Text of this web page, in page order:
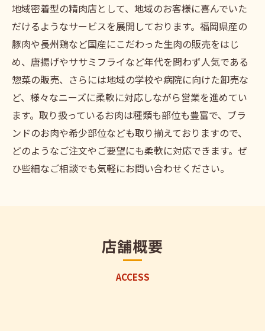
地域密着型の精肉店として、地域のお客様に喜んでいた
だけるようなサービスを展開しております。福岡県産の
豚肉や長州鶏など国産にこだわった生肉の販売をはじ
め、唐揚げやササミフライなど年代を問わず人気である
惣菜の販売、さらには地域の学校や病院に向けた卸売な
ど、様々なニーズに柔軟に対応しながら営業を進めてい
ます。取り扱っているお肉は種類も部位も豊富で、ブラ
ンドのお肉や希少部位なども取り揃えておりますので、
どのようなご注文やご要望にも柔軟に対応できます。ぜ
ひ些細なご相談でも気軽にお問い合わせください。
店舗概要
ACCESS